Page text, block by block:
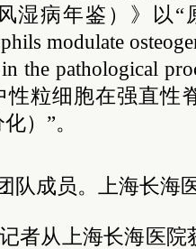
风湿病年鉴）》以
modulate
the pathological
性粒细胞在强直性
）”。
队成员。上海长海
者从上海长海医